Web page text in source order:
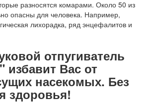
разносятся комарами. Около 50 из
опасны для человека. Например,
лихорадка, ряд энцефалитов и
отпугиватель
избавит Вас от
насекомых. Без
здоровья!